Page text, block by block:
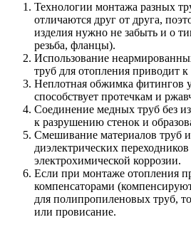
Технологии монтажа разных
отличаются друг от друга,
изделия нужно не забыть и о
резьба, фланцы).
Использование
труб для отопления приводит
Неплотная обжимка фитингов
способствует протечкам и
Соединение медных труб без
к разрушению стенок и
Смешивание материалов труб и
диэлектрических
электрохимической коррозии.
Если при монтаже отопления
компенсаторами
для полипропиленовых труб,
или провисание.